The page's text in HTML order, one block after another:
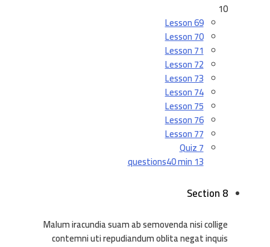
10
Lesson 69
Lesson 70
Lesson 71
Lesson 72
Lesson 73
Lesson 74
Lesson 75
Lesson 76
Lesson 77
Quiz 7
13 questions
40 min
Section 8
Malum iracundia suam ab semovenda nisi collige
contemni uti repudiandum oblita negat inquis